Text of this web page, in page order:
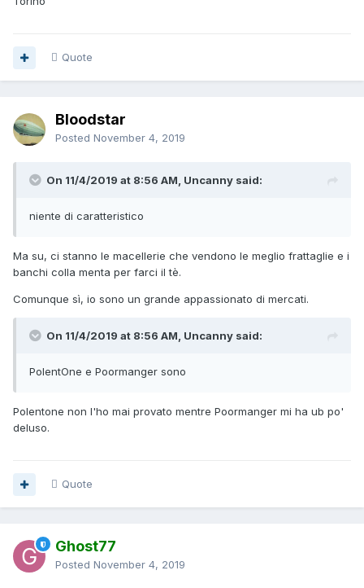
Quote
Bloodstar
Posted November 4, 2019
On 11/4/2019 at 8:56 AM, Uncanny said:
niente di caratteristico
Ma su, ci stanno le macellerie che vendono le meglio frattaglie e i
banchi colla menta per farci il tè.
Comunque sì, io sono un grande appassionato di mercati.
On 11/4/2019 at 8:56 AM, Uncanny said:
PolentOne e Poormanger sono
Polentone non l'ho mai provato mentre Poormanger mi ha ub po'
deluso.
Quote
Ghost77
Posted November 4, 2019